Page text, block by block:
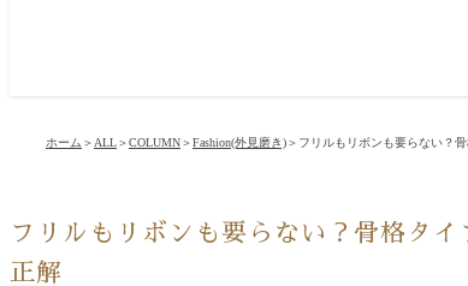
ホーム ＞ ALL＞COLUMN＞Fashion(外見磨き)＞ フリルもリボンも要らない？
フリルもリボンも要らない？骨格タ
正解